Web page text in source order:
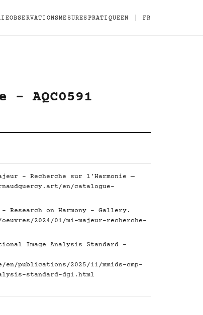
OBSERVATIONSMESURESPRATIQUEEN FR
AQC0591
- Recherche sur l'Harmonie —
en/catalogue-
Research on Harmony - Gallery.
2024/01/mi-majeur-recherche-
Image Analysis Standard -
publications/2025/11/mmids-cmp-
standard-dg1.html